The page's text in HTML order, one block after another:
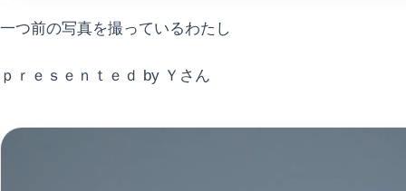
一つ前の写真を撮っているわたし
ｐｒｅｓｅｎｔｅｄ by Ｙさん